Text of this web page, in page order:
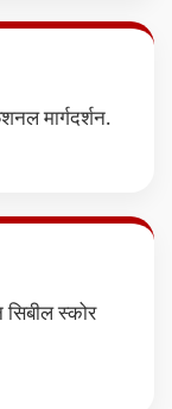
मार्गदर्शन.
स्कोर